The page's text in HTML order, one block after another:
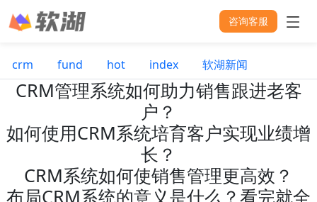
咨询客服
crm fund hot index 软湖新闻
CRM管理系统如何助力销售跟进老客
户？
如何使用CRM系统培育客户实现业绩增
长？
CRM系统如何使销售管理更高效？
布局CRM系统的意义是什么？看完就全